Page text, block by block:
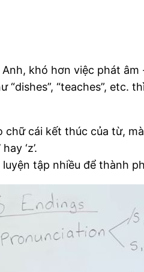
khó hơn việc phát âm
“teaches”, etc.
cái kết thúc của từ,
‘z’.
tập nhiều để thành